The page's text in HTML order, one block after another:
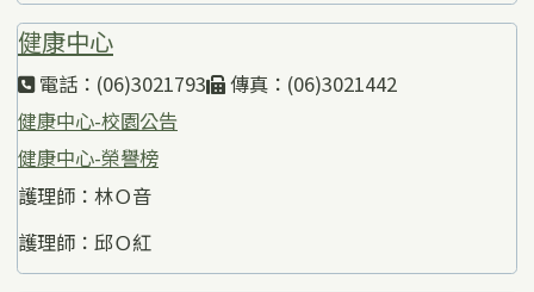
健康中心
電話：(06)3021793
傳真：(06)3021442
健康中心-校園公告
健康中心-榮譽榜
護理師：林Ｏ音
護理師：邱Ｏ紅